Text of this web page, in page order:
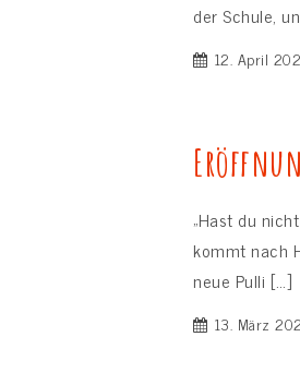
der Schule,
12. April
„Hast du
kommt nach
neue Pulli […]
13. März